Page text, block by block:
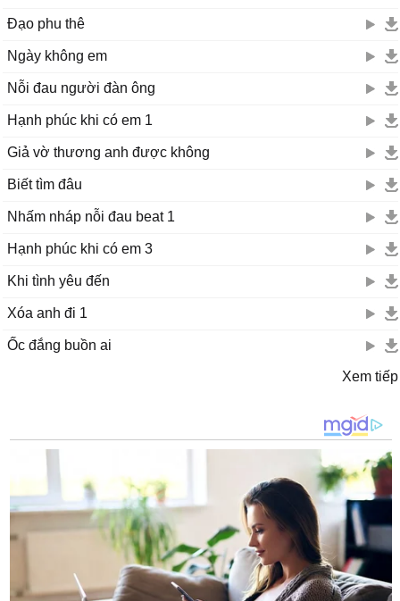
Đạo phu thê
Ngày không em
Nỗi đau người đàn ông
Hạnh phúc khi có em 1
Giả vờ thương anh được không
Biết tìm đâu
Nhấm nháp nỗi đau beat 1
Hạnh phúc khi có em 3
Khi tình yêu đến
Xóa anh đi 1
Ốc đắng buồn ai
Xem tiếp